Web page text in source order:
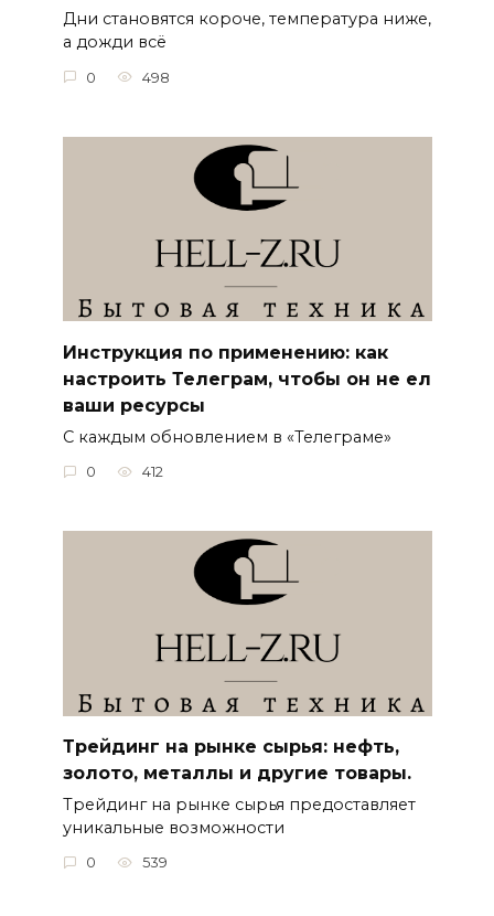
Дни становятся короче, температура ниже,
а дожди всё
0 498
Инструкция по применению: как
настроить Телеграм, чтобы он не ел
ваши ресурсы
С каждым обновлением в «Телеграме»
0 412
Трейдинг на рынке сырья: нефть,
золото, металлы и другие товары.
Трейдинг на рынке сырья предоставляет
уникальные возможности
0 539